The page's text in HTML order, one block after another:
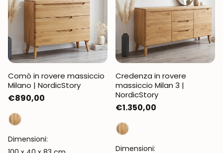
Comò in rovere massiccio
Milano | NordicStory
Prezzo
normale
€890,00
Dimensioni:
Credenza in rovere
massiccio Milan 3 |
NordicStory
Prezzo
normale
€1.350,00
Dimensioni: